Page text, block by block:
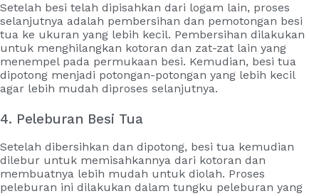
Setelah besi telah dipisahkan dari logam lain, proses
selanjutnya adalah pembersihan dan pemotongan besi
tua ke ukuran yang lebih kecil. Pembersihan dilakukan
untuk menghilangkan kotoran dan zat-zat lain yang
menempel pada permukaan besi. Kemudian, besi tua
dipotong menjadi potongan-potongan yang lebih kecil
agar lebih mudah diproses selanjutnya.
4. Peleburan Besi Tua
Setelah dibersihkan dan dipotong, besi tua kemudian
dilebur untuk memisahkannya dari kotoran dan
membuatnya lebih mudah untuk diolah. Proses
peleburan ini dilakukan dalam tungku peleburan yang